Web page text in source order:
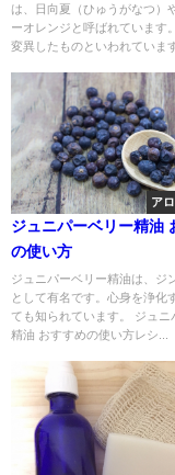
は、日向夏（ひゅうがなつ）
ーオレンジと呼ばれています
変異したものといわれています
ア
ジュニパーベリー精油
の使い方
ジュニパーベリー精油は、ジ
として有名です。心身を浄化
ても知られています。 ジュニ
精油 おすすめの使い方レシ...